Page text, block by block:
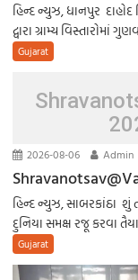
હિન્દ ન્યુઝ, ધાનપુર
દ્વારા ગ્રામ્ય વિસ્તારોમાં
Gujarat
2026-08-06 Admin
હિન્દ ન્યુઝ, સાબરકાંઠા શું
દુનિયા સમક્ષ રજૂ કરવા
Gujarat